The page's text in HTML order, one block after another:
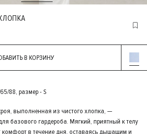
ДОБАВИТЬ В КОРЗИНУ
88, размер - S
выполненная из чистого хлопка, —
базового гардероба. Мягкий, приятный к телу
комфорт в течение дня, оставаясь дышащим и